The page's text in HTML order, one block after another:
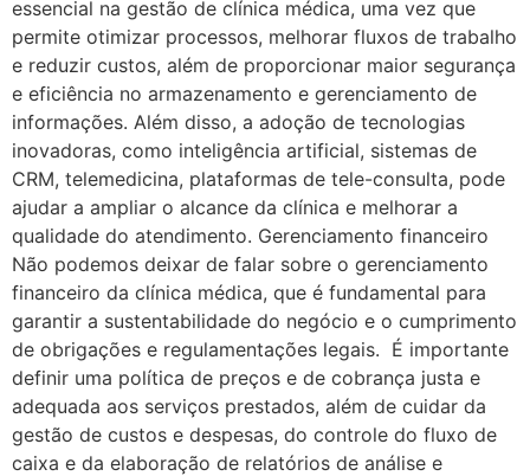
essencial na gestão de clínica médica, uma vez que
permite otimizar processos, melhorar fluxos de trabalho
e reduzir custos, além de proporcionar maior segurança
e eficiência no armazenamento e gerenciamento de
informações. Além disso, a adoção de tecnologias
inovadoras, como inteligência artificial, sistemas de
CRM, telemedicina, plataformas de tele-consulta, pode
ajudar a ampliar o alcance da clínica e melhorar a
qualidade do atendimento. Gerenciamento financeiro
Não podemos deixar de falar sobre o gerenciamento
financeiro da clínica médica, que é fundamental para
garantir a sustentabilidade do negócio e o cumprimento
de obrigações e regulamentações legais. É importante
definir uma política de preços e de cobrança justa e
adequada aos serviços prestados, além de cuidar da
gestão de custos e despesas, do controle do fluxo de
caixa e da elaboração de relatórios de análise e